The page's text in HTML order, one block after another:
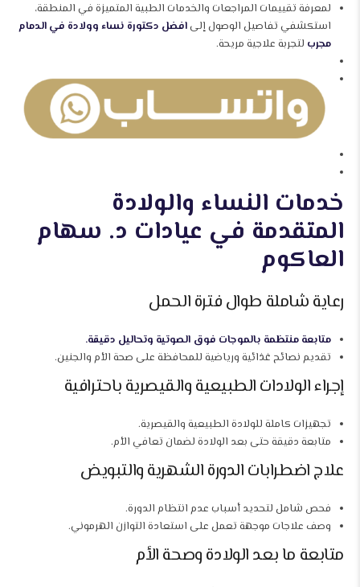
لمعرفة تقييمات المراجعات والخدمات الطبية المتميزة في المنطقة،
استكشفي تفاصيل الوصول إلى افضل دكتورة نساء وولادة في الدمام
مجرب لتجربة علاجية مريحة.
خدمات النساء والولادة
المتقدمة في عيادات د. سهام
العاكوم
رعاية شاملة طوال فترة الحمل
متابعة منتظمة بالموجات فوق الصوتية وتحاليل دقيقة.
تقديم نصائح غذائية ورياضية للمحافظة على صحة الأم والجنين.
إجراء الولادات الطبيعية والقيصرية باحترافية
تجهيزات كاملة للولادة الطبيعية والقيصرية.
متابعة دقيقة حتى بعد الولادة لضمان تعافي الأم.
علاج اضطرابات الدورة الشهرية والتبويض
فحص شامل لتحديد أسباب عدم انتظام الدورة.
وصف علاجات موجهة تعمل على استعادة التوازن الهرموني.
متابعة ما بعد الولادة وصحة الأم